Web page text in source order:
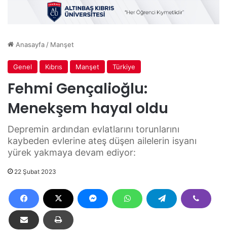
Anasayfa / Manşet
Genel Kıbrıs Manşet Türkiye
Fehmi Gençalioğlu:
Menekşem hayal oldu
Depremin ardından evlatlarını torunlarını
kaybeden evlerine ateş düşen ailelerin isyanı
yürek yakmaya devam ediyor:
22 Şubat 2023